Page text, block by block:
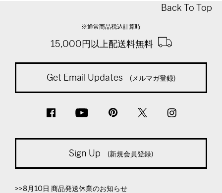
Back To Top
※通常商品税込計算時
15,000円以上配送料無料
Get Email Updates (メルマガ登録)
Sign Up (新規会員登録)
>>8月10日 商品発送休業のお知らせ